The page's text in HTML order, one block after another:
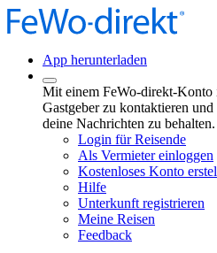
App herunterladen
Mit einem FeWo-direkt-Konto
Gastgeber zu kontaktieren
deine Nachrichten zu behalten.
Login für Reisende
Als Vermieter einloggen
Kostenloses Konto
Hilfe
Unterkunft registrieren
Meine Reisen
Feedback